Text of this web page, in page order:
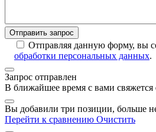
Отправляя данную форму, вы
обработки персональных данных.
Запрос отправлен
В ближайшее время с вами свяжется
Вы добавили три позиции, больше
Перейти к сравнению Очистить